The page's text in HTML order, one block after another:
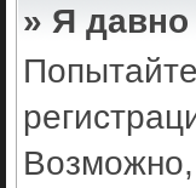
» Я давно